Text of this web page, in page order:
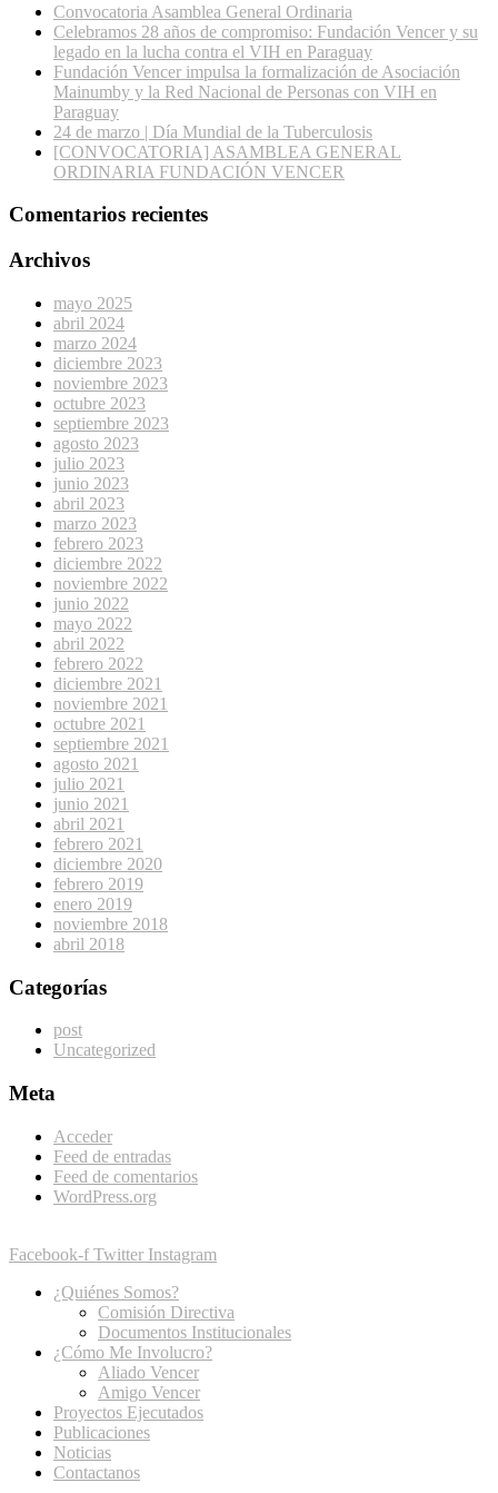
Convocatoria Asamblea General Ordinaria
Celebramos 28 años de compromiso: Fundación Vencer y su
legado en la lucha contra el VIH en Paraguay
Fundación Vencer impulsa la formalización de Asociación
Mainumby y la Red Nacional de Personas con VIH en
Paraguay
24 de marzo | Día Mundial de la Tuberculosis
[CONVOCATORIA] ASAMBLEA GENERAL
ORDINARIA FUNDACIÓN VENCER
Comentarios recientes
Archivos
mayo 2025
abril 2024
marzo 2024
diciembre 2023
noviembre 2023
octubre 2023
septiembre 2023
agosto 2023
julio 2023
junio 2023
abril 2023
marzo 2023
febrero 2023
diciembre 2022
noviembre 2022
junio 2022
mayo 2022
abril 2022
febrero 2022
diciembre 2021
noviembre 2021
octubre 2021
septiembre 2021
agosto 2021
julio 2021
junio 2021
abril 2021
febrero 2021
diciembre 2020
febrero 2019
enero 2019
noviembre 2018
abril 2018
Categorías
post
Uncategorized
Meta
Acceder
Feed de entradas
Feed de comentarios
WordPress.org
Facebook-f Twitter Instagram
¿Quiénes Somos?
Comisión Directiva
Documentos Institucionales
¿Cómo Me Involucro?
Aliado Vencer
Amigo Vencer
Proyectos Ejecutados
Publicaciones
Noticias
Contactanos